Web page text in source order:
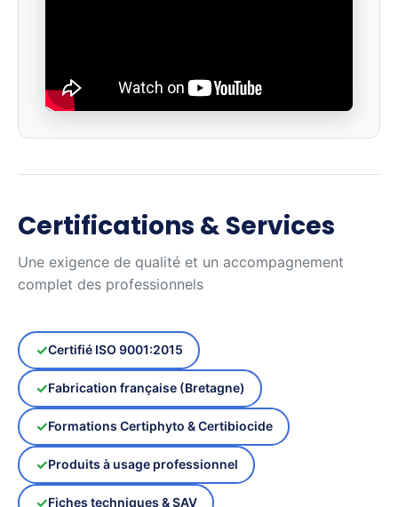
Certifications & Services
Une exigence de qualité et un accompagnement
complet des professionnels
Certifié ISO 9001:2015
Fabrication française (Bretagne)
Formations Certiphyto & Certibiocide
Produits à usage professionnel
Fiches techniques & SAV